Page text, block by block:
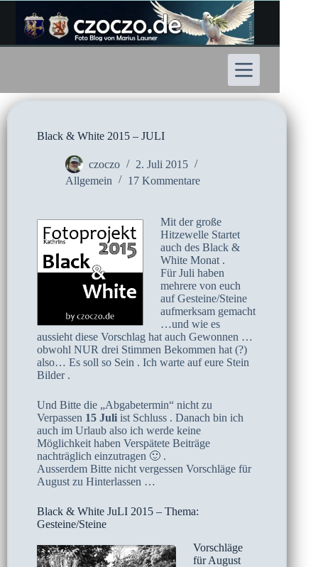
Inhalt
springen
Black & White 2015 – JULI
czoczo
2. Juli 2015
Allgemein
17 Kommentare
Mit der große
Hitzewelle Startet
auch des Black &
White Monat .
Für Juli haben
mehrere von euch
auf Gesteine/Steine
aufmerksam gemacht
…und wie es
aussieht diese Vorschlag hat auch Gewonnen …
obwohl NUR drei Stimmen Bekommen hat (?)
also… Es soll so Sein . Ich warte auf eure Stein
Bilder .
Und Bitte die „Abgabetermin“ nicht zu
Verpassen 15 Juli ist Schluss . Danach bin ich
auch im Urlaub also ich werde keine
Möglichkeit haben Verspätete Beiträge
nachträglich einzutragen 🙂 .
Ausserdem Bitte nicht vergessen Vorschläge für
August zu Hinterlassen …
Black & White JuLI 2015 – Thema:
Gesteine/Steine
Vorschläge
für August